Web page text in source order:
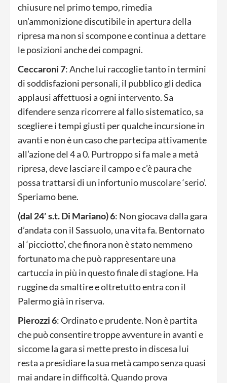
chiusure nel primo tempo, rimedia
un’ammonizione discutibile in apertura della
ripresa ma non si scompone e continua a dettare
le posizioni anche dei compagni.
Ceccaroni 7: Anche lui raccoglie tanto in termini
di soddisfazioni personali, il pubblico gli dedica
applausi affettuosi a ogni intervento. Sa
difendere senza ricorrere al fallo sistematico, sa
scegliere i tempi giusti per qualche incursione in
avanti e non è un caso che partecipa attivamente
all’azione del 4 a 0. Purtroppo si fa male a metà
ripresa, deve lasciare il campo e c’è paura che
possa trattarsi di un infortunio muscolare ‘serio’.
Speriamo bene.
(dal 24′ s.t. Di Mariano) 6: Non giocava dalla gara
d’andata con il Sassuolo, una vita fa. Bentornato
al ‘picciotto’, che finora non è stato nemmeno
fortunato ma che può rappresentare una
cartuccia in più in questo finale di stagione. Ha
ruggine da smaltire e oltretutto entra con il
Palermo già in riserva.
Pierozzi 6: Ordinato e prudente. Non è partita
che può consentire troppe avventure in avanti e
siccome la gara si mette presto in discesa lui
resta a presidiare la sua metà campo senza quasi
mai andare in difficoltà. Quando prova